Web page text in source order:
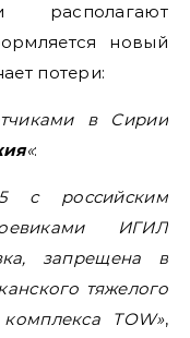
новый
потери:
в Сирии
«:
с российским
ИГИЛ
запрещена в
тяжелого
TOW»,